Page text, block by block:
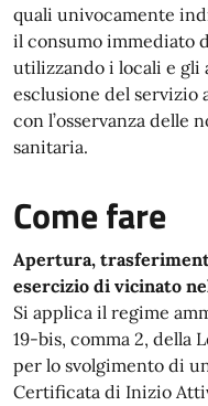
quali univocamente
il consumo immediato
utilizzando i locali e gli
esclusione del servizio
con l’osservanza
sanitaria.
Come fare
Apertura,
esercizio di vicinato
Si applica il regime
19-bis, comma 2, della
per lo svolgimento di
Certificata di Inizio